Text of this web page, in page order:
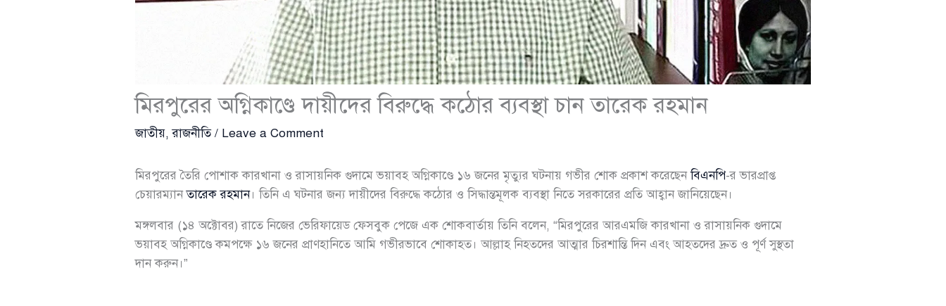
মিরপুরের অগ্নিকাণ্ডে দায়ীদের বিরুদ্ধে কঠোর ব্যবস্থা চান তারেক রহমান
জাতীয়,রাজনীতি/ Leave a Comment
মিরপুরের তৈরি পোশাক কারখানা ও রাসায়নিক গুদামে ভয়াবহ অগ্নিকাণ্ডে ১৬ জনের মৃত্যুর ঘটনায় গভীর শোক প্রকাশ করেছেনবিএনপি-র ভারপ্রাপ্ত
চেয়ারম্যানতারেক রহমান। তিনি এ ঘটনার জন্য দায়ীদের বিরুদ্ধে কঠোর ও সিদ্ধান্তমূলক ব্যবস্থা নিতে সরকারের প্রতি আহ্বান জানিয়েছেন।
মঙ্গলবার (১৪ অক্টোবর) রাতে নিজের ভেরিফায়েড ফেসবুক পেজে এক শোকবার্তায় তিনি বলেন, “মিরপুরের আরএমজি কারখানা ও রাসায়নিক গুদামে
ভয়াবহ অগ্নিকাণ্ডে কমপক্ষে ১৬ জনের প্রাণহানিতে আমি গভীরভাবে শোকাহত। আল্লাহ নিহতদের আত্মার চিরশান্তি দিন এবং আহতদের দ্রুত ও পূর্ণ সুস্থতা
দান করুন।”